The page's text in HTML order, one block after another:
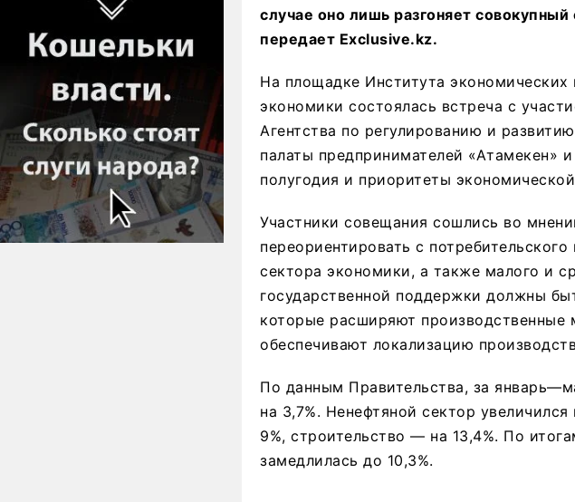
случае оно лишь разгоняет
передает Exclusive.kz.
На площадке Института
экономики состоялась встреча с
Агентства по регулированию и
палаты предпринимателей «Атамекен»
полугодия и приоритеты
Участники совещания сошлись во
переориентировать с
сектора экономики, а также малого и
государственной поддержки должны
которые расширяют
обеспечивают локализацию
По данным Правительства, за
на 3,7%. Ненефтяной сектор
9%, строительство — на 13,4%. По
замедлилась до 10,3%.